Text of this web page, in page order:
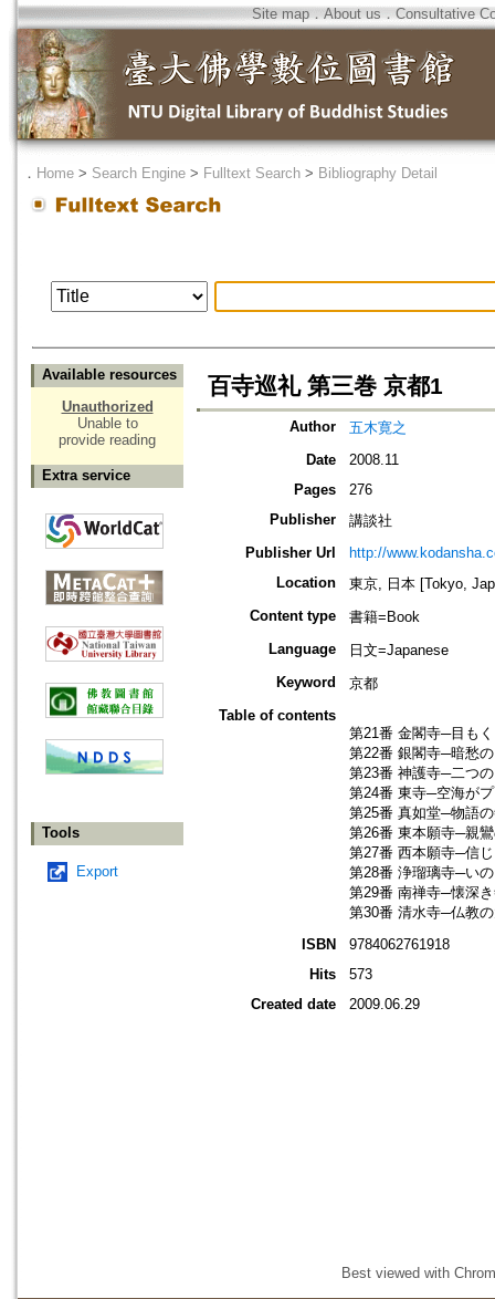
Site map．About us ． Consultative
． Home > Search Engine > Fulltext Search > Bibliography Detail
Available resources
Unauthorized
Unable to
provide reading
Extra service
Tools
Export
百寺巡礼 第三巻 京都1
Author
五木寛之
Date
2008.11
Pages
276
Publisher
講談社
Publisher Url
http://
Location
東京, 日本 [Tokyo,
Content type
書籍=Book
Language
日文=Japanese
Keyword
京都
Table of contents
第21番 金閣寺─目も
第22番 銀閣寺─暗愁
第23番 神護寺─二つ
第24番 東寺─空海が
第25番 真如堂─物語
第26番 東本願寺─親
第27番 西本願寺─信
第28番 浄瑠璃寺─い
第29番 南禅寺─懐深
第30番 清水寺─仏教
ISBN
9784062761918
Hits
573
Created date
2009.06.29
Best viewed with